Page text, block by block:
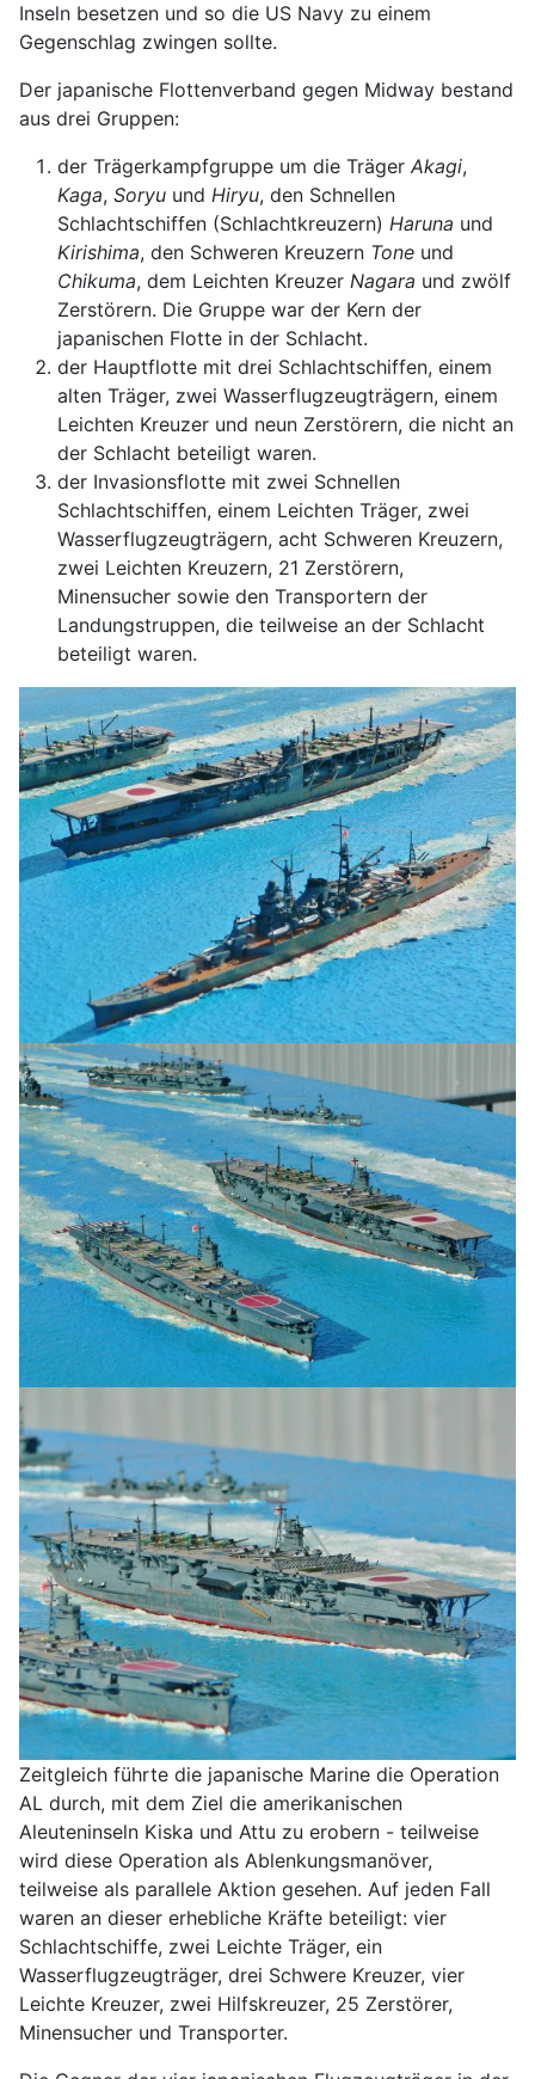
Inseln besetzen und so die US Navy zu einem
Gegenschlag zwingen sollte.
Der japanische Flottenverband gegen Midway bestand
aus drei Gruppen:
der Trägerkampfgruppe um die Träger Akagi,
Kaga, Soryu und Hiryu, den Schnellen
Schlachtschiffen (Schlachtkreuzern) Haruna und
Kirishima, den Schweren Kreuzern Tone und
Chikuma, dem Leichten Kreuzer Nagara und zwölf
Zerstörern. Die Gruppe war der Kern der
japanischen Flotte in der Schlacht.
der Hauptflotte mit drei Schlachtschiffen, einem
alten Träger, zwei Wasserflugzeugträgern, einem
Leichten Kreuzer und neun Zerstörern, die nicht an
der Schlacht beteiligt waren.
der Invasionsflotte mit zwei Schnellen
Schlachtschiffen, einem Leichten Träger, zwei
Wasserflugzeugträgern, acht Schweren Kreuzern,
zwei Leichten Kreuzern, 21 Zerstörern,
Minensucher sowie den Transportern der
Landungstruppen, die teilweise an der Schlacht
beteiligt waren.
Zeitgleich führte die japanische Marine die Operation
AL durch, mit dem Ziel die amerikanischen
Aleuteninseln Kiska und Attu zu erobern - teilweise
wird diese Operation als Ablenkungsmanöver,
teilweise als parallele Aktion gesehen. Auf jeden Fall
waren an dieser erhebliche Kräfte beteiligt: vier
Schlachtschiffe, zwei Leichte Träger, ein
Wasserflugzeugträger, drei Schwere Kreuzer, vier
Leichte Kreuzer, zwei Hilfskreuzer, 25 Zerstörer,
Minensucher und Transporter.